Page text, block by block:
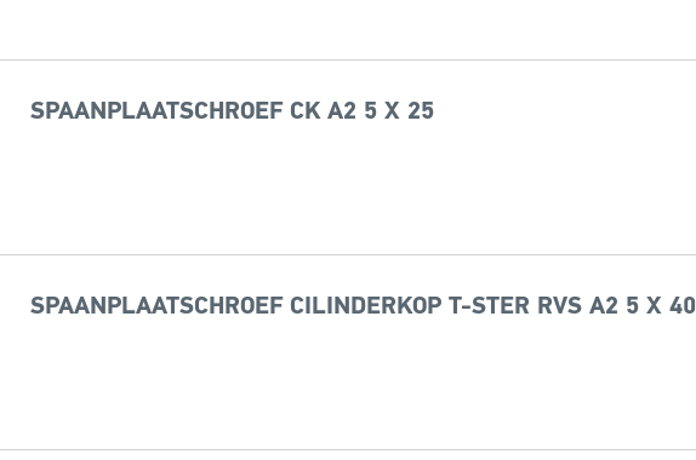
SPAANPLAATSCHROEF CK A2 5 X 25
SPAANPLAATSCHROEF CILINDERKOP T-STER RVS A2 5 X 40